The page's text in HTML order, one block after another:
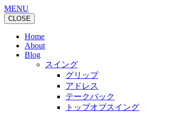
MENU
CLOSE
Home
About
Blog
スイング
グリップ
アドレス
テークバック
トップオブスイング